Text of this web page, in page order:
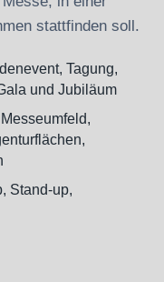
stattfinden soll.
Tagung,
und Jubiläum
Stand-up,